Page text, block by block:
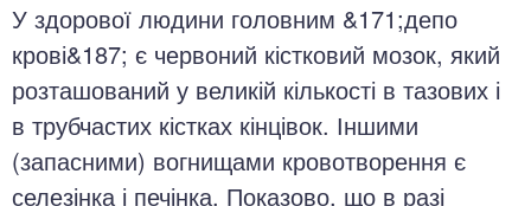
У здорової людини головним &171;депо
крові&187; є червоний кістковий мозок, який
розташований у великій кількості в тазових і
в трубчастих кістках кінцівок. Іншими
(запасними) вогнищами кровотворення є
селезінка і печінка. Показово, що в разі